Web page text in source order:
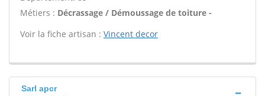
Métiers : Décrassage / Démoussage de toiture -
Voir la fiche artisan : Vincent decor
Sarl apcr